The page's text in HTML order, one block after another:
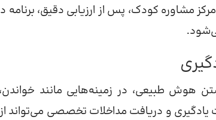
مشاوره کودک، پس از ارزیابی دقیق، برنامه
هوش طبیعی، در زمینه‌هایی مانند
یادگیری و دریافت مداخلات تخصصی